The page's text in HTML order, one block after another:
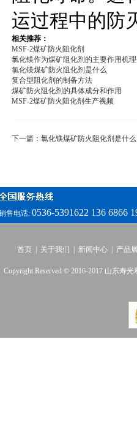
运过程中的防
相关推荐：
MSF-2煤矿防火阻化剂
氯化镁作为煤矿阻化剂的主要作用机
氯化镁煤矿防火阻化剂是什么
复合型阻化剂的制备方法
煤矿防火阻化剂的具体成分和作用
MSF-2煤矿防火阻化剂生产视频
下一篇： 氯化镁煤矿防火阻化剂是什么
售电话: 0536-5391622 136 6866
首页 关于我们 新闻中心 产品
Copyright Reserved © 2016-2017 山东